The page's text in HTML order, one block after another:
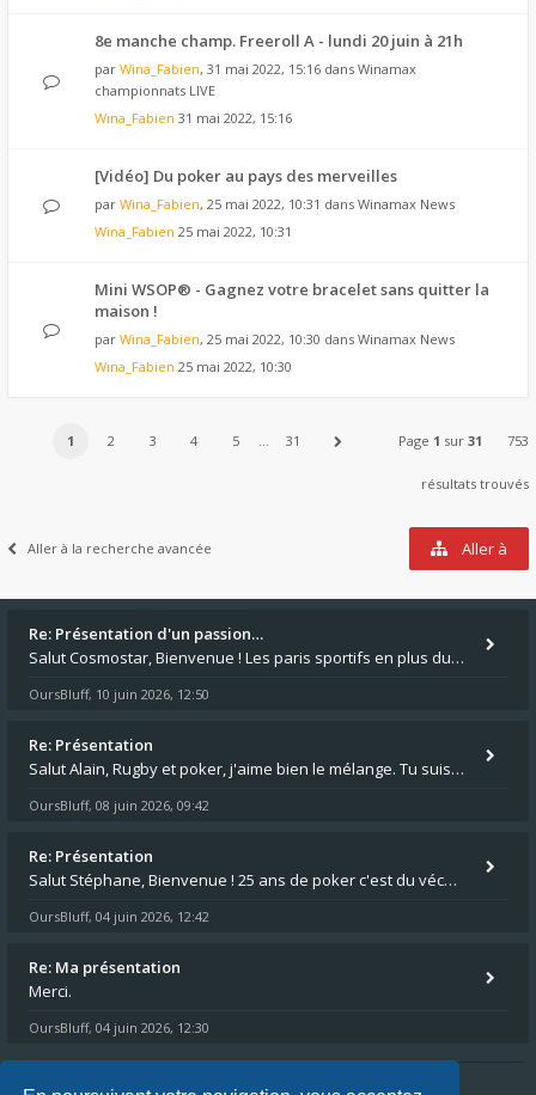
8e manche champ. Freeroll A - lundi 20 juin à 21h
par Wina_Fabien, 31 mai 2022, 15:16 dans Winamax
championnats LIVE
Wina_Fabien 31 mai 2022, 15:16
[Vidéo] Du poker au pays des merveilles
par Wina_Fabien, 25 mai 2022, 10:31 dans Winamax News
Wina_Fabien 25 mai 2022, 10:31
Mini WSOP® - Gagnez votre bracelet sans quitter la
maison !
par Wina_Fabien, 25 mai 2022, 10:30 dans Winamax News
Wina_Fabien 25 mai 2022, 10:30
1 2 3 4 5 … 31 Page 1 sur 31 753
résultats trouvés
Aller à la recherche avancée Aller à
Re: Présentation d'un passion…
Salut Cosmostar, Bienvenue ! Les paris sportifs en plus du poker, c'est ce que je fais aussi. Surtout la NBA, je mise su
OursBluff, 10 juin 2026, 12:50
Re: Présentation
Salut Alain, Rugby et poker, j'aime bien le mélange. Tu suis le rugby du coin ? Moi j'essaie d'aller voir des matchs de
OursBluff, 08 juin 2026, 09:42
Re: Présentation
Salut Stéphane, Bienvenue ! 25 ans de poker c'est du vécu quand même. Moi je suis relativementnouveau (2018) mais j'ai a
OursBluff, 04 juin 2026, 12:42
Re: Ma présentation
Merci.
OursBluff, 04 juin 2026, 12:30